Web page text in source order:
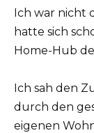
Ich war nicht
hatte sich
Home-Hub
Ich sah den
durch den
eigenen